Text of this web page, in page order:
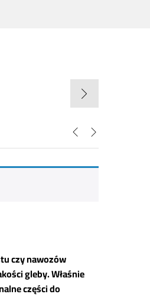
czy nawozów
gleby. Właśnie
części do